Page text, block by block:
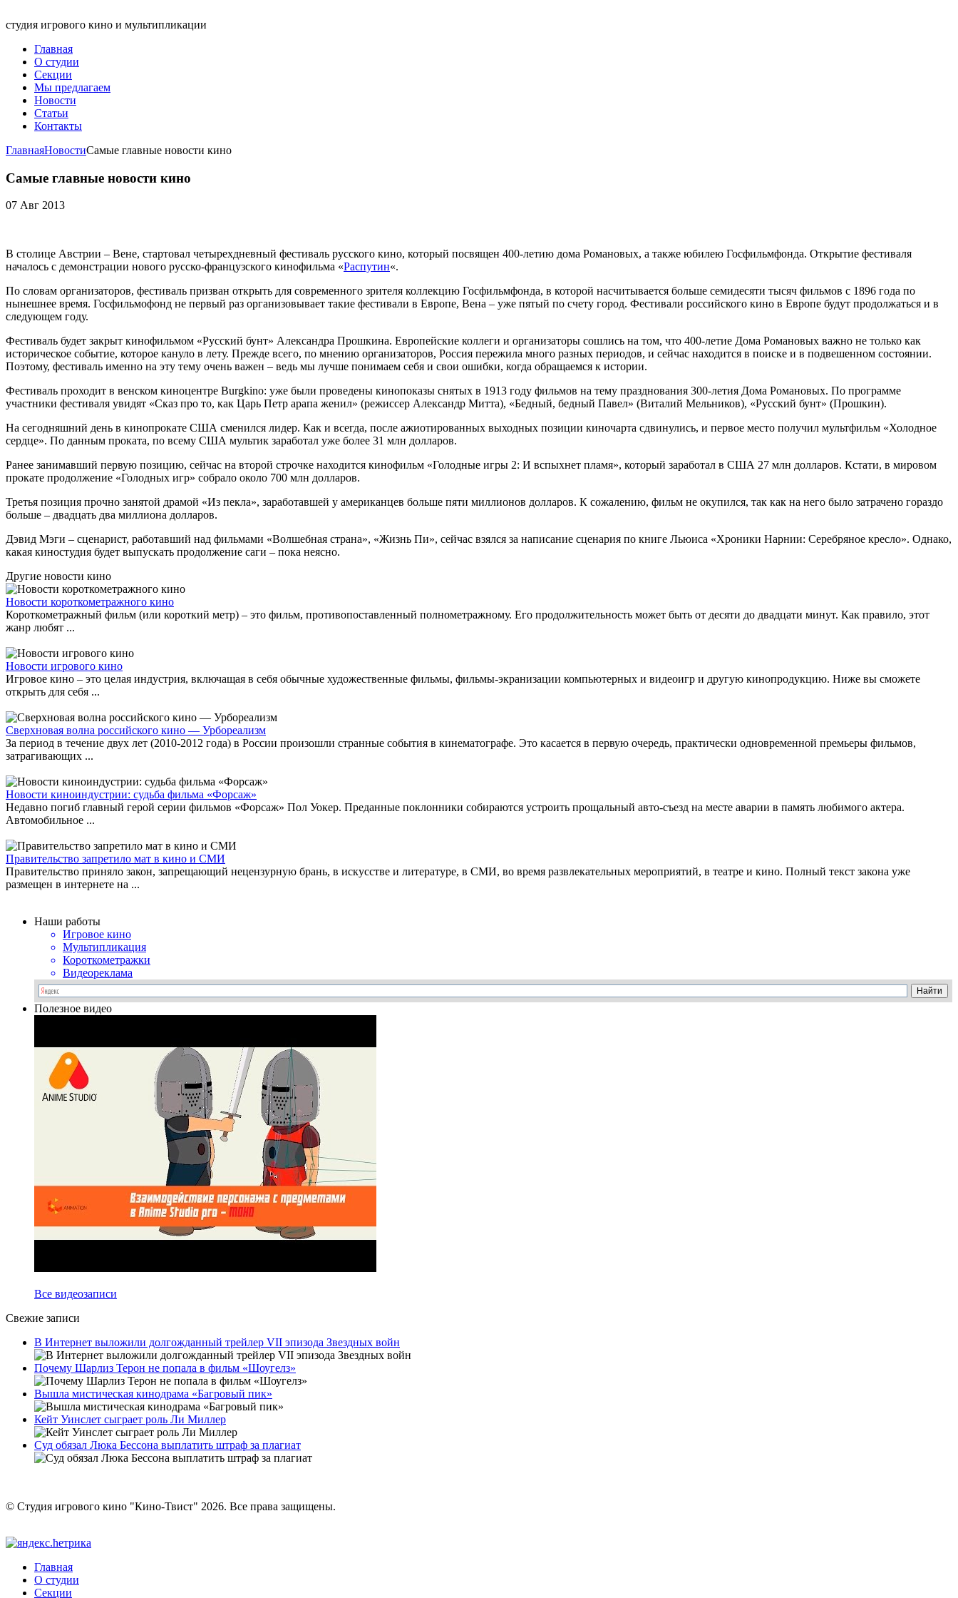
студия игрового кино и мультипликации
Главная
О студии
Секции
Мы предлагаем
Новости
Статьи
Контакты
ГлавнаяНовостиСамые главные новости кино
Самые главные новости кино
07 Авг 2013
В столице Австрии – Вене, стартовал четырехдневный фестиваль русского кино, который посвящен 400-летию дома Романовых, а также юбилею Госфильмфонда. Открытие фестиваля
началось с демонстрации нового русско-французского кинофильма «Распутин«.
По словам организаторов, фестиваль призван открыть для современного зрителя коллекцию Госфильмфонда, в которой насчитывается больше семидесяти тысяч фильмов с 1896 года по
нынешнее время. Госфильмофонд не первый раз организовывает такие фестивали в Европе, Вена – уже пятый по счету город. Фестивали российского кино в Европе будут продолжаться и в
следующем году.
Фестиваль будет закрыт кинофильмом «Русский бунт» Александра Прошкина. Европейские коллеги и организаторы сошлись на том, что 400-летие Дома Романовых важно не только как
историческое событие, которое кануло в лету. Прежде всего, по мнению организаторов, Россия пережила много разных периодов, и сейчас находится в поиске и в подвешенном состоянии.
Поэтому, фестиваль именно на эту тему очень важен – ведь мы лучше понимаем себя и свои ошибки, когда обращаемся к истории.
Фестиваль проходит в венском киноцентре Burgkino: уже были проведены кинопоказы снятых в 1913 году фильмов на тему празднования 300-летия Дома Романовых. По программе
участники фестиваля увидят «Сказ про то, как Царь Петр арапа женил» (режиссер Александр Митта), «Бедный, бедный Павел» (Виталий Мельников), «Русский бунт» (Прошкин).
На сегодняшний день в кинопрокате США сменился лидер. Как и всегда, после ажиотированных выходных позиции киночарта сдвинулись, и первое место получил мультфильм «Холодное
сердце». По данным проката, по всему США мультик заработал уже более 31 млн долларов.
Ранее занимавший первую позицию, сейчас на второй строчке находится кинофильм «Голодные игры 2: И вспыхнет пламя», который заработал в США 27 млн долларов. Кстати, в мировом
прокате продолжение «Голодных игр» собрало около 700 млн долларов.
Третья позиция прочно занятой драмой «Из пекла», заработавшей у американцев больше пяти миллионов долларов. К сожалению, фильм не окупился, так как на него было затрачено гораздо
больше – двадцать два миллиона долларов.
Дэвид Мэги – сценарист, работавший над фильмами «Волшебная страна», «Жизнь Пи», сейчас взялся за написание сценария по книге Льюиса «Хроники Нарнии: Серебряное кресло». Однако,
какая киностудия будет выпускать продолжение саги – пока неясно.
Другие новости кино
Новости короткометражного кино
Короткометражный фильм (или короткий метр) – это фильм, противопоставленный полнометражному. Его продолжительность может быть от десяти до двадцати минут. Как правило, этот
жанр любят ...
Новости игрового кино
Игровое кино – это целая индустрия, включащая в себя обычные художественные фильмы, фильмы-экранизации компьютерных и видеоигр и другую кинопродукцию. Ниже вы сможете
открыть для себя ...
Сверхновая волна российского кино — Урбореализм
За период в течение двух лет (2010-2012 года) в России произошли странные события в кинематографе. Это касается в первую очередь, практически одновременной премьеры фильмов,
затрагивающих ...
Новости киноиндустрии: судьба фильма «Форсаж»
Недавно погиб главный герой серии фильмов «Форсаж» Пол Уокер. Преданные поклонники собираются устроить прощальный авто-съезд на месте аварии в память любимого актера.
Автомобильное ...
Правительство запретило мат в кино и СМИ
Правительство приняло закон, запрещающий нецензурную брань, в искусстве и литературе, в СМИ, во время развлекательных мероприятий, в театре и кино. Полный текст закона уже
размещен в интернете на ...
Наши работы
Игровое кино
Мультипликация
Короткометражки
Видеореклама
Полезное видео
Все видеозаписи
Свежие записи
В Интернет выложили долгожданный трейлер VII эпизода Звездных войн
Почему Шарлиз Терон не попала в фильм «Шоугелз»
Вышла мистическая кинодрама «Багровый пик»
Кейт Уинслет сыграет роль Ли Миллер
Суд обязал Люка Бессона выплатить штраф за плагиат
© Студия игрового кино "Кино-Твист" 2026. Все права защищены.
Главная
О студии
Секции